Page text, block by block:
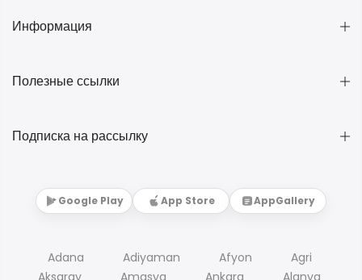
Информация
Полезные ссылки
Подписка на рассылку
Google Play App Store AppGallery
Adana Adiyaman Afyon
Agri